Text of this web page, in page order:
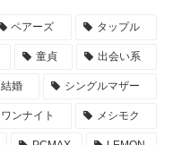
ペアーズ タップル
童貞 出会い系
結婚 シングルマザー
ワンナイト メシモク